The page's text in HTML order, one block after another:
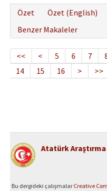
Özet
Özet (English)
Benzer Makaleler
<< < 5 6 7
14
15 16 > >>
Atatürk Araştırma
Bu dergideki çalışmalar Creative